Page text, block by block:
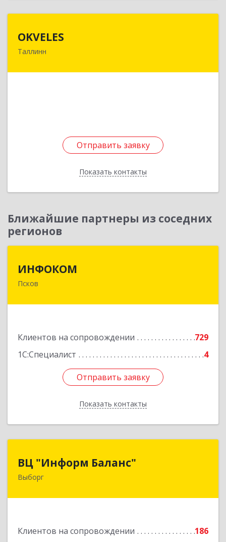
OKVELES
Таллинн
Отправить заявку
Показать контакты
Отправить заявку
Назад
Ближайшие партнеры из соседних
регионов
ИНФОКОМ
Псков
Клиентов на сопровождении
729
1С:Специалист
4
Отправить заявку
Показать контакты
180000, Псковская обл, Псков г, Советская ул,
Отправить заявку
Назад
ВЦ "Информ Баланс"
Выборг
Клиентов на сопровождении
186
188800, Ленинградская обл, Выборгский р-н,